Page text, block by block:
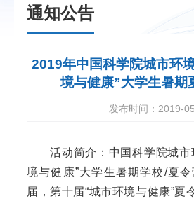
通知公告
2019年中国科学院城市环
境与健康”大学生暑期
发布时间：2019-
活动简介：中国科学院城市
境与健康”大学生暑期学校/夏
届，第十届“城市环境与健康”夏